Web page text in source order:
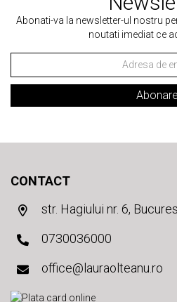
Abonati-va la newsletter-ul nostru
noutati imediat ce
Abonare
CONTACT
str. Hagiului nr. 6,
0730036000
office@lauraolteanu.ro